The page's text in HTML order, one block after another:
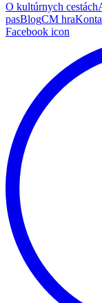
O kultúrnych cestách
pasBlogCM hra
Facebook icon